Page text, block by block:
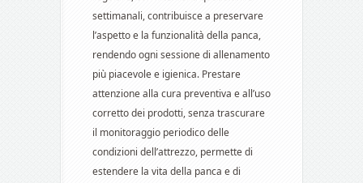
settimanali, contribuisce a preservare
l’aspetto e la funzionalità della panca,
rendendo ogni sessione di allenamento
più piacevole e igienica. Prestare
attenzione alla cura preventiva e all’uso
corretto dei prodotti, senza trascurare
il monitoraggio periodico delle
condizioni dell’attrezzo, permette di
estendere la vita della panca e di